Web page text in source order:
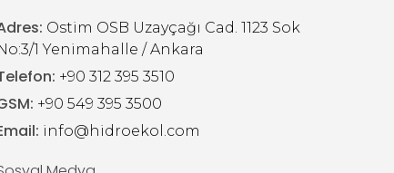
Ostim OSB Uzayçağı Cad. 1123 Sok
1 Yenimahalle / Ankara
+90 312 395 3510
+90 549 395 3500
info@hidroekol.com